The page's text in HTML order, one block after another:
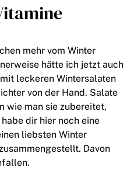
mehr vom Winter
hätte ich jetzt auch
leckeren Wintersalaten
von der Hand. Salate
wie man sie zubereitet,
dir hier noch eine
liebsten Winter
Davon